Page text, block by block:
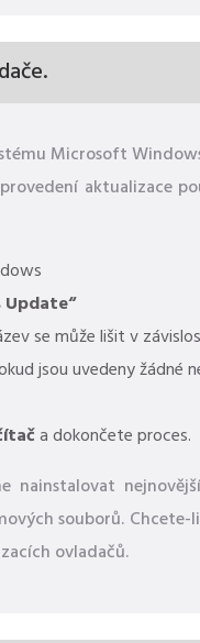
Microsoft
aktualizace
Update“
se může lišit v
jsou uvedeny žádné
a dokončete proces.
nainstalovat
souborů.
ovladačů.